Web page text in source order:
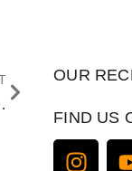
dan Menarik
OUR
FIND US